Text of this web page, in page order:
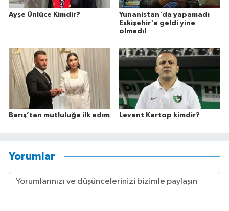
Ayşe Ünlüce Kimdir?
Yunanistan'da yapamadı
Eskişehir'e geldi yine
olmadı!
Barış’tan mutluluğa ilk adım Levent Kartop kimdir?
Yorumlar